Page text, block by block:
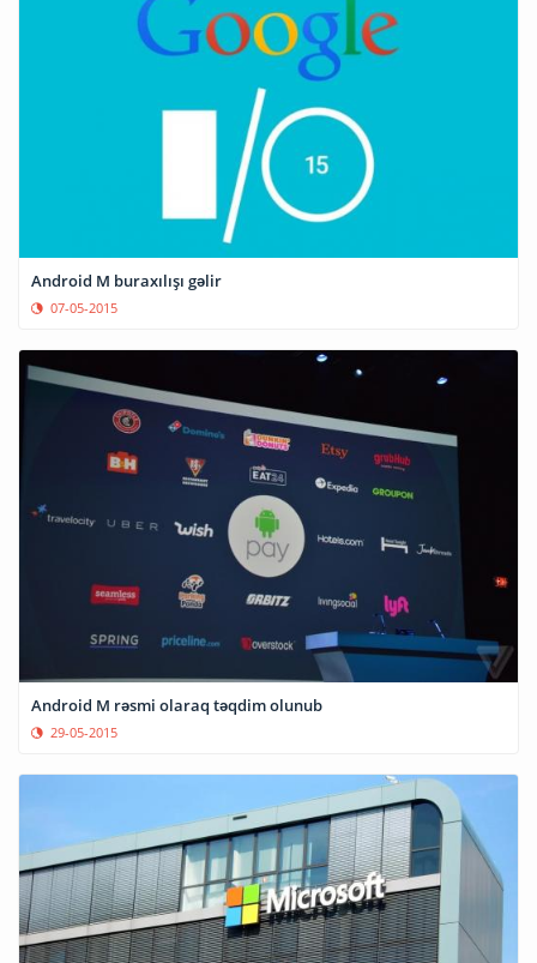
Android M buraxılışı gəlir
07-05-2015
Android M rəsmi olaraq təqdim olunub
29-05-2015